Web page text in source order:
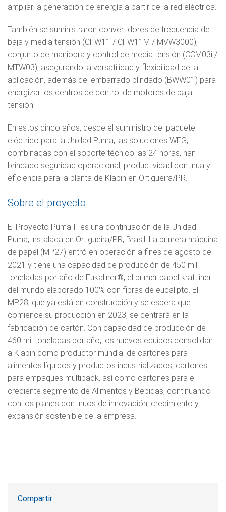
ampliar la generación de energía a partir de la red eléctrica.
También se suministraron convertidores de frecuencia de
baja y media tensión (CFW11 / CFW11M / MVW3000),
conjunto de maniobra y control de media tensión (CCM03i /
MTW03), asegurando la versatilidad y flexibilidad de la
aplicación, además del embarrado blindado (BWW01) para
energizar los centros de control de motores de baja
tensión.
En estos cinco años, desde el suministro del paquete
eléctrico para la Unidad Puma, las soluciones WEG,
combinadas con el soporte técnico las 24 horas, han
brindado seguridad operacional, productividad continua y
eficiencia para la planta de Klabin en Ortigueira/PR.
Sobre el proyecto
El Proyecto Puma II es una continuación de la Unidad
Puma, instalada en Ortigueira/PR, Brasil. La primera máquina
de papel (MP27) entró en operación a fines de agosto de
2021 y tiene una capacidad de producción de 450 mil
toneladas por año de Eukaliner®, el primer papel kraftliner
del mundo elaborado 100% con fibras de eucalipto. El
MP28, que ya está en construcción y se espera que
comience su producción en 2023, se centrará en la
fabricación de cartón. Con capacidad de producción de
460 mil toneladas por año, los nuevos equipos consolidan
a Klabin como productor mundial de cartones para
alimentos líquidos y productos industrializados, cartones
para empaques multipack, así como cartones para el
creciente segmento de Alimentos y Bebidas, continuando
con los planes continuos de innovación, crecimiento y
expansión sostenible de la empresa.
Compartir: